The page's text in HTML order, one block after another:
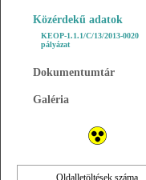
Közérdekű adatok
KEOP-1.1.1/C/13/2013-0020
pályázat
Dokumentumtár
Galéria
Oldalletöltések száma